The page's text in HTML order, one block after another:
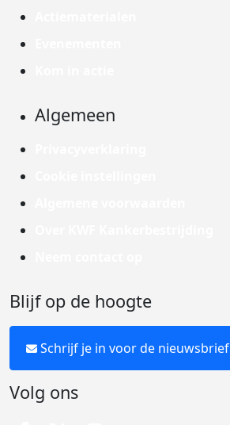
Algemeen
Blijf op de hoogte
Schrijf je in voor de nieuwsbrief
Volg ons